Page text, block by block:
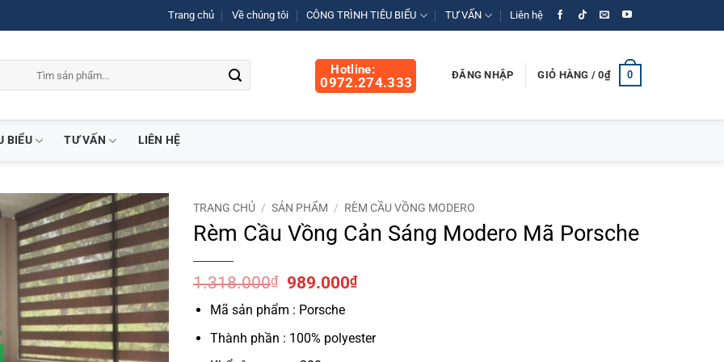
Trang chủ Về chúng tôi CÔNG TRÌNH TIÊU BIỂU TƯ VẤN Liên hệ
Hotline:
0972.274.333 ĐĂNG NHẬP GIỎ HÀNG /0₫ 0
BIỂU TƯ VẤN LIÊN HỆ
TRANG CHỦ / SẢN PHẨM / RÈM CẦU VỒNG MODERO
Rèm Cầu Vồng Cản Sáng Modero Mã Porsche
1.318.000₫
Giá
là:
1.318.000₫.
989.000₫Giá
là:
Mã sản phẩm : Porsche
Thành phần : 100% polyester